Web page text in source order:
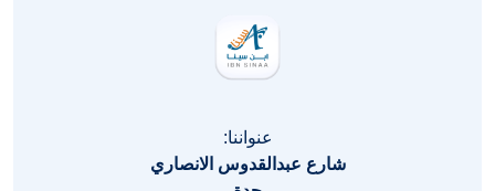
عنواننا:
شارع عبدالقدوس الانصاري